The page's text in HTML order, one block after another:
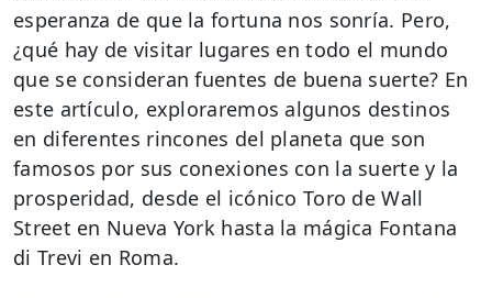
esperanza de que la fortuna nos sonría. Pero,
¿qué hay de visitar lugares en todo el mundo
que se consideran fuentes de buena suerte? En
este artículo, exploraremos algunos destinos
en diferentes rincones del planeta que son
famosos por sus conexiones con la suerte y la
prosperidad, desde el icónico Toro de Wall
Street en Nueva York hasta la mágica Fontana
di Trevi en Roma.